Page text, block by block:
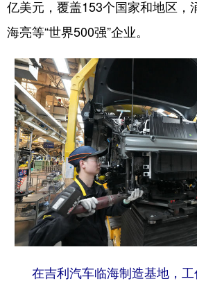
亿美元，覆盖153个国家和地区，
海亮等“世界500强”企业。
在吉利汽车临海制造基地，